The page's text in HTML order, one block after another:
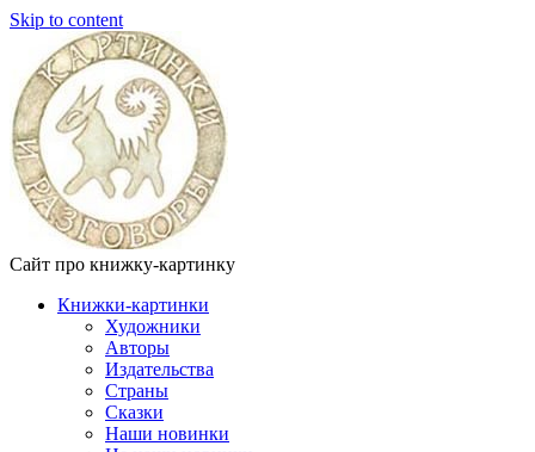
Skip to content
Сайт про книжку-картинку
Книжки-картинки
Художники
Авторы
Издательства
Страны
Сказки
Наши новинки